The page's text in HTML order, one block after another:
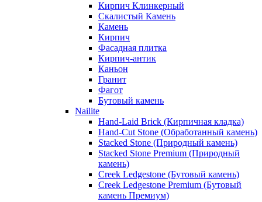
Кирпич Клинкерный
Скалистый Камень
Камень
Кирпич
Фасадная плитка
Кирпич-антик
Каньон
Гранит
Фагот
Бутовый камень
Nailite
Hand-Laid Brick (Кирпичная кладка)
Hand-Cut Stone (Обработанный камень)
Stacked Stone (Природный камень)
Stacked Stone Premium (Природный
камень)
Creek Ledgestone (Бутовый камень)
Creek Ledgestone Premium (Бутовый
камень Премиум)